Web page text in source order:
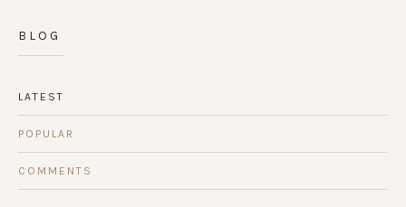
BLOG
LATEST
POPULAR
COMMENTS